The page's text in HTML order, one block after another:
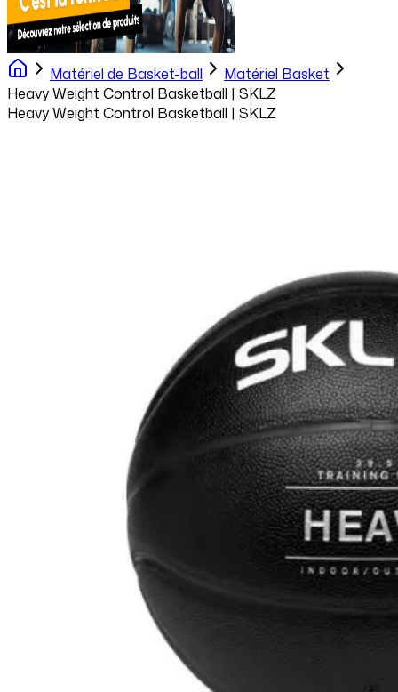
Matériel de Basket-ball
Matériel Basket
Heavy Weight Control Basketball | SKLZ
Heavy Weight Control Basketball | SKLZ